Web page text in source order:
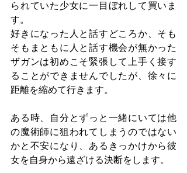
られていた少女に一目ぼれして買いま
す。
好きになった人と話すどころか、そも
そもまともに人と話す機会が無かった
ザガンは初めこそ緊張して上手く接す
ることができませんでしたが、徐々に
距離を縮めて行きます。
ある時、自分とずっと一緒にいては他
の魔術師に狙われてしまうのではない
かと不安になり、あるきっかけから彼
女を自身から遠ざける決断をします。